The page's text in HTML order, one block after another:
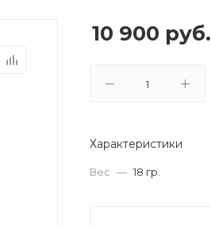
10 900 руб.
Характеристики
Вес — 18 гр.